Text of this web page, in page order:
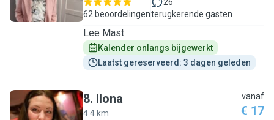
62 beoordelingenterugkerende gasten
Lee Mast
Kalender onlangs bijgewerkt
Laatst gereserveerd: 3 dagen geleden
8. Ilona
4.4 km
vanaf
€ 17